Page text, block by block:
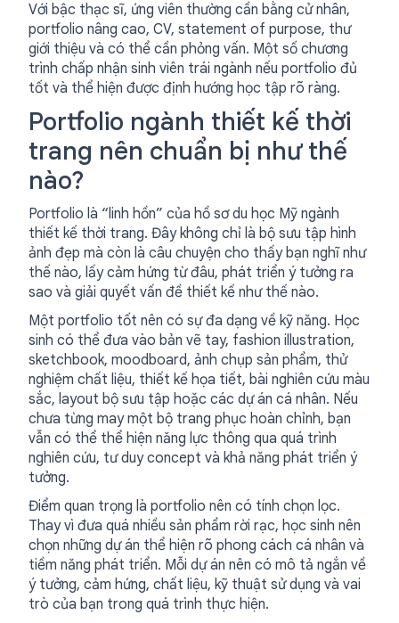
Với bậc thạc sĩ, ứng viên thường cần bằng cử nhân,
portfolio nâng cao, CV, statement of purpose, thư
giới thiệu và có thể cần phỏng vấn. Một số chương
trình chấp nhận sinh viên trái ngành nếu portfolio đủ
tốt và thể hiện được định hướng học tập rõ ràng.
Portfolio ngành thiết kế thời
trang nên chuẩn bị như thế
nào?
Portfolio là “linh hồn” của hồ sơ du học Mỹ ngành
thiết kế thời trang. Đây không chỉ là bộ sưu tập hình
ảnh đẹp mà còn là câu chuyện cho thấy bạn nghĩ như
thế nào, lấy cảm hứng từ đâu, phát triển ý tưởng ra
sao và giải quyết vấn đề thiết kế như thế nào.
Một portfolio tốt nên có sự đa dạng về kỹ năng. Học
sinh có thể đưa vào bản vẽ tay, fashion illustration,
sketchbook, moodboard, ảnh chụp sản phẩm, thử
nghiệm chất liệu, thiết kế họa tiết, bài nghiên cứu màu
sắc, layout bộ sưu tập hoặc các dự án cá nhân. Nếu
chưa từng may một bộ trang phục hoàn chỉnh, bạn
vẫn có thể thể hiện năng lực thông qua quá trình
nghiên cứu, tư duy concept và khả năng phát triển ý
tưởng.
Điểm quan trọng là portfolio nên có tính chọn lọc.
Thay vì đưa quá nhiều sản phẩm rời rạc, học sinh nên
chọn những dự án thể hiện rõ phong cách cá nhân và
tiềm năng phát triển. Mỗi dự án nên có mô tả ngắn về
ý tưởng, cảm hứng, chất liệu, kỹ thuật sử dụng và vai
trò của bạn trong quá trình thực hiện.